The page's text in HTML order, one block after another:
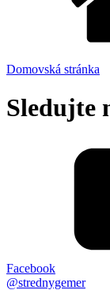
Domovská stránka
Sledujte
Facebook
@strednygemer